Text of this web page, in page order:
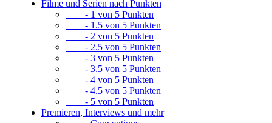
Filme und Serien nach Punkten
- 1 von 5 Punkten
- 1.5 von 5 Punkten
- 2 von 5 Punkten
- 2.5 von 5 Punkten
- 3 von 5 Punkten
- 3.5 von 5 Punkten
- 4 von 5 Punkten
- 4.5 von 5 Punkten
- 5 von 5 Punkten
Premieren, Interviews und mehr